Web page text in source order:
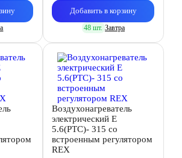
Добавить в корзину
48 шт. Завтра
Воздухонагреватель
электрический E
5.6(PTC)- 315 со
встроенным регулятором
REX